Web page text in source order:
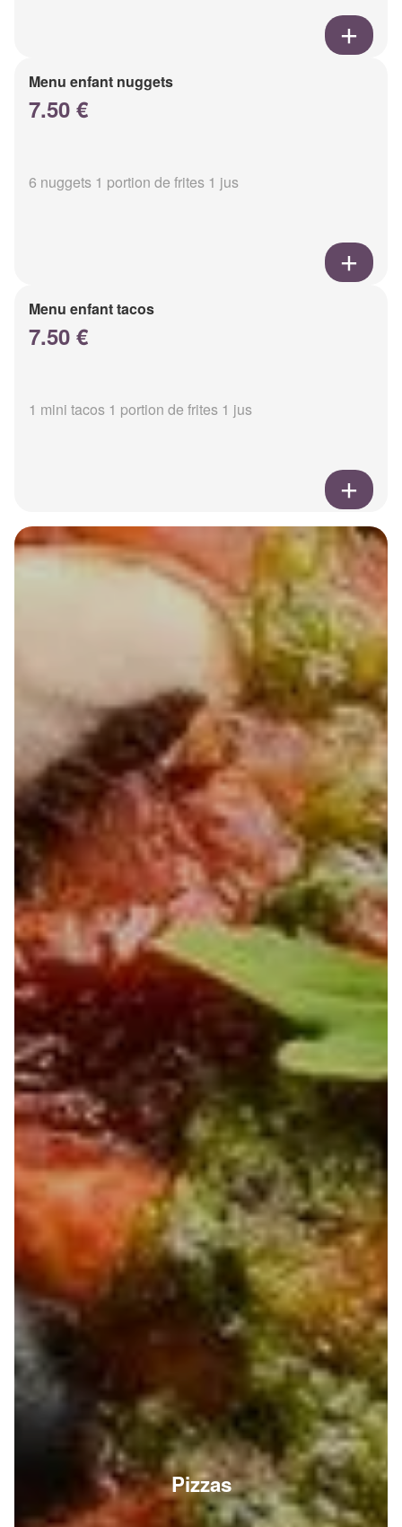
Menu enfant nuggets
7.50 €
6 nuggets 1 portion de frites 1 jus
Menu enfant tacos
7.50 €
1 mini tacos 1 portion de frites 1 jus
Pizzas